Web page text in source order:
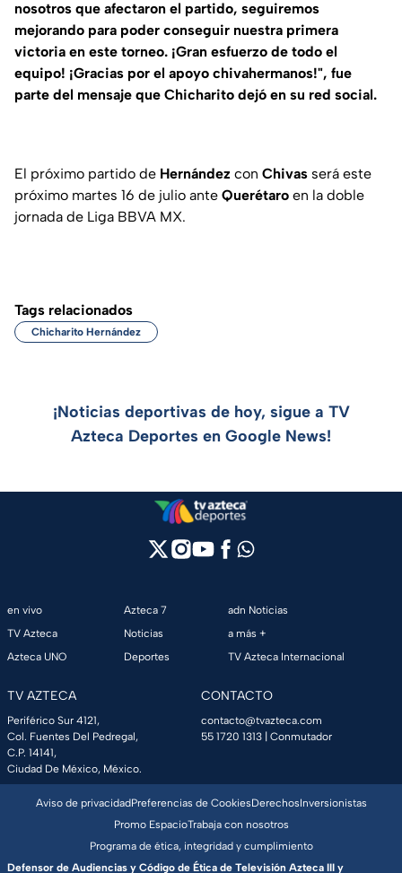
nosotros que afectaron el partido, seguiremos
mejorando para poder conseguir nuestra primera
victoria en este torneo. ¡Gran esfuerzo de todo el
equipo! ¡Gracias por el apoyo chivahermanos!", fue
parte del mensaje que Chicharito dejó en su red social.
El próximo partido de Hernández con Chivas será este
próximo martes 16 de julio ante Querétaro en la doble
jornada de Liga BBVA MX.
Tags relacionados
Chicharito Hernández
¡Noticias deportivas de hoy, sigue a TV
Azteca Deportes en Google News!
en vivo
TV Azteca
Azteca UNO
Azteca 7
Noticias
Deportes
adn Noticias
a más +
TV Azteca Internacional
TV AZTECA
Periférico Sur 4121,
Col. Fuentes Del Pedregal,
C.P. 14141,
Ciudad De México, México.
CONTACTO
contacto@tvazteca.com
55 1720 1313 | Conmutador
Aviso de privacidadPreferencias de CookiesDerechosInversionistas
Promo EspacioTrabaja con nosotros
Programa de ética, integridad y cumplimiento
Defensor de Audiencias y Código de Ética de Televisión Azteca III y